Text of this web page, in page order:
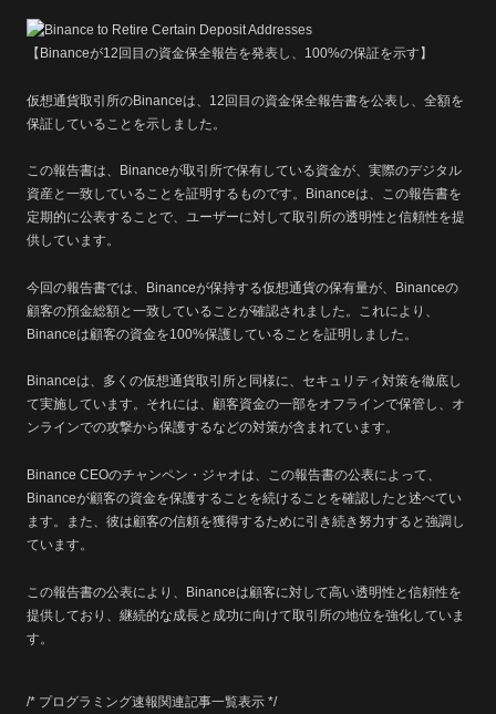
【Binanceが12回目の資金保全報告を発表し、100%の保証を示す】
仮想通貨取引所のBinanceは、12回目の資金保全報告書を公表し、全額を
保証していることを示しました。
この報告書は、Binanceが取引所で保有している資金が、実際のデジタル
資産と一致していることを証明するものです。Binanceは、この報告書を
定期的に公表することで、ユーザーに対して取引所の透明性と信頼性を提
供しています。
今回の報告書では、Binanceが保持する仮想通貨の保有量が、Binanceの
顧客の預金総額と一致していることが確認されました。これにより、
Binanceは顧客の資金を100%保護していることを証明しました。
Binanceは、多くの仮想通貨取引所と同様に、セキュリティ対策を徹底し
て実施しています。それには、顧客資金の一部をオフラインで保管し、オ
ンラインでの攻撃から保護するなどの対策が含まれています。
Binance CEOのチャンペン・ジャオは、この報告書の公表によって、
Binanceが顧客の資金を保護することを続けることを確認したと述べてい
ます。また、彼は顧客の信頼を獲得するために引き続き努力すると強調し
ています。
この報告書の公表により、Binanceは顧客に対して高い透明性と信頼性を
提供しており、継続的な成長と成功に向けて取引所の地位を強化していま
す。
/* プログラミング速報関連記事一覧表示 */